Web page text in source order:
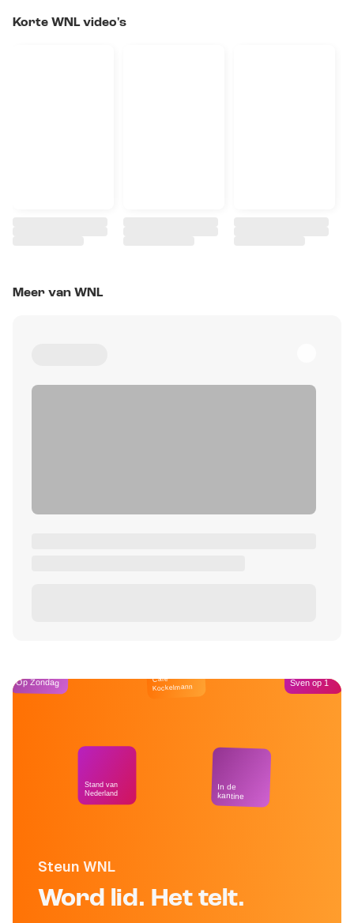
Korte WNL video's
Meer van WNL
Steun WNL
Word lid. Het telt.
Op Zondag
Stand van
Nederland
Café
Kockelmann
In de
kantine
Sven op 1